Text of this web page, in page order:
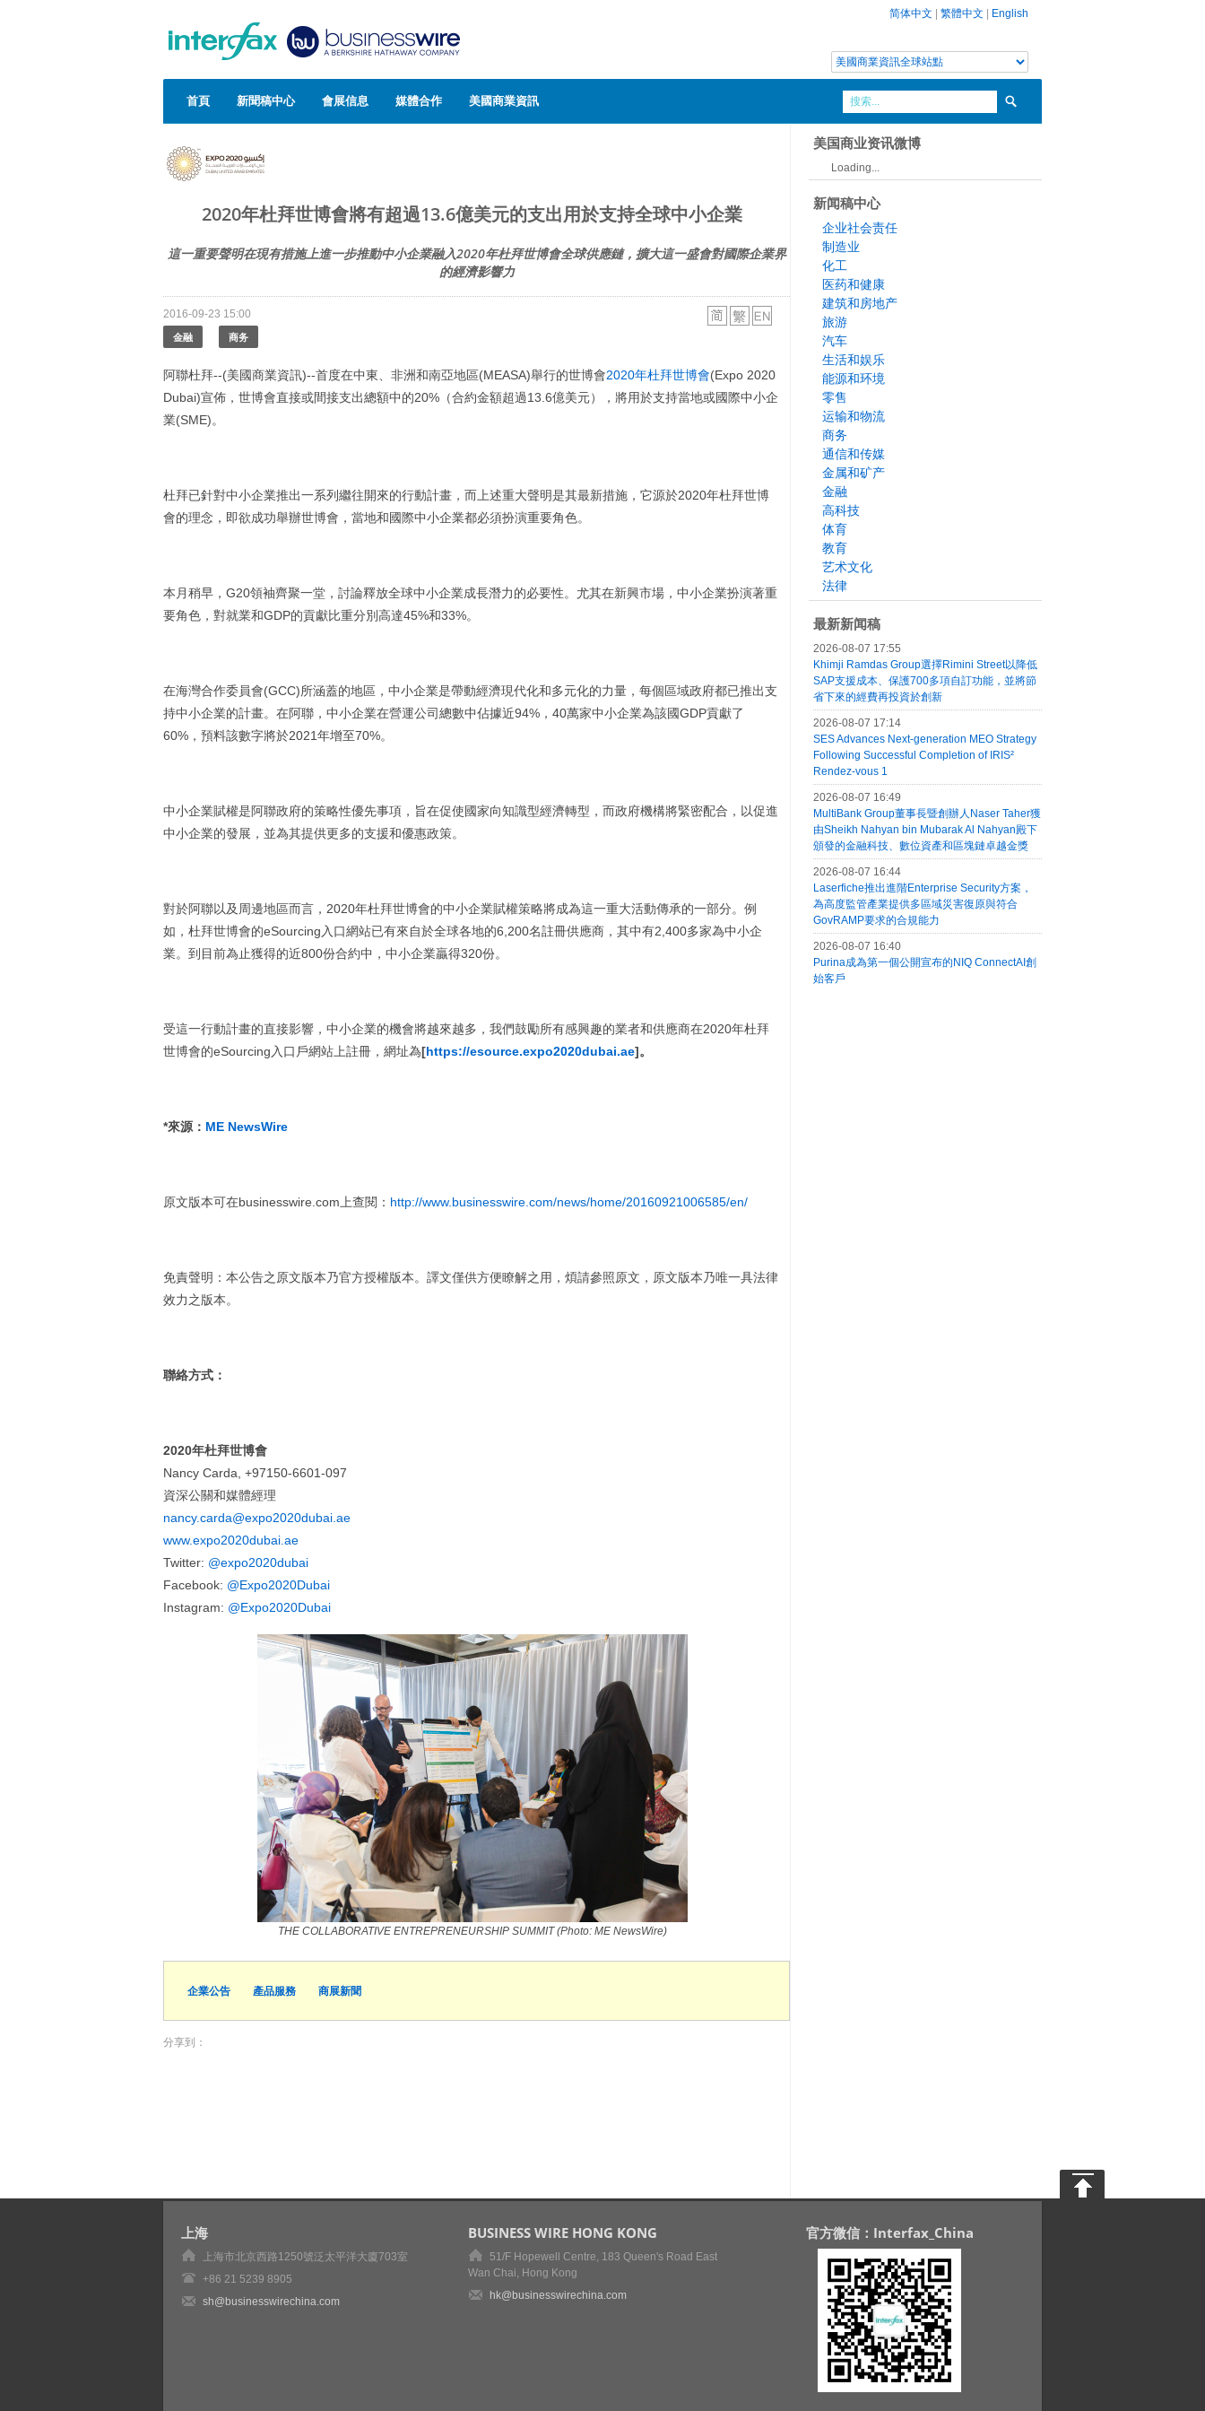
简体中文 繁體中文 English
首頁 新聞稿中心 會展信息 媒體合作 美國商業資訊
2020年杜拜世博會將有超過13.6億美元的支出用於支持全球中小企業
這一重要聲明在現有措施上進一步推動中小企業融入2020年杜拜世博會全球供應鏈，擴大這一盛會對國際企業界
的經濟影響力
2016-09-23 15:00
金融 商务
阿聯杜拜--(美國商業資訊)--首度在中東、非洲和南亞地區(MEASA)舉行的世博會2020年杜拜世博會(Expo 2020
Dubai)宣佈，世博會直接或間接支出總額中的20%（合約金額超過13.6億美元），將用於支持當地或國際中小企
業(SME)。
杜拜已針對中小企業推出一系列繼往開來的行動計畫，而上述重大聲明是其最新措施，它源於2020年杜拜世博
會的理念，即欲成功舉辦世博會，當地和國際中小企業都必須扮演重要角色。
本月稍早，G20領袖齊聚一堂，討論釋放全球中小企業成長潛力的必要性。尤其在新興市場，中小企業扮演著重
要角色，對就業和GDP的貢獻比重分別高達45%和33%。
在海灣合作委員會(GCC)所涵蓋的地區，中小企業是帶動經濟現代化和多元化的力量，每個區域政府都已推出支
持中小企業的計畫。在阿聯，中小企業在營運公司總數中佔據近94%，40萬家中小企業為該國GDP貢獻了
60%，預料該數字將於2021年增至70%。
中小企業賦權是阿聯政府的策略性優先事項，旨在促使國家向知識型經濟轉型，而政府機構將緊密配合，以促進
中小企業的發展，並為其提供更多的支援和優惠政策。
對於阿聯以及周邊地區而言，2020年杜拜世博會的中小企業賦權策略將成為這一重大活動傳承的一部分。例
如，杜拜世博會的eSourcing入口網站已有來自於全球各地的6,200名註冊供應商，其中有2,400多家為中小企
業。到目前為止獲得的近800份合約中，中小企業贏得320份。
受這一行動計畫的直接影響，中小企業的機會將越來越多，我們鼓勵所有感興趣的業者和供應商在2020年杜拜
世博會的eSourcing入口戶網站上註冊，網址為[https://esource.expo2020dubai.ae]。
*來源： ME NewsWire
原文版本可在businesswire.com上查閱： http://www.businesswire.com/news/home/20160921006585/en/
免責聲明：本公告之原文版本乃官方授權版本。譯文僅供方便瞭解之用，煩請參照原文，原文版本乃唯一具法律
效力之版本。
聯絡方式：
2020年杜拜世博會
Nancy Carda, +97150-6601-097
資深公關和媒體經理
nancy.carda@expo2020dubai.ae
www.expo2020dubai.ae
Twitter: @expo2020dubai
Facebook: @Expo2020Dubai
Instagram: @Expo2020Dubai
THE COLLABORATIVE ENTREPRENEURSHIP SUMMIT (Photo: ME NewsWire)
企業公告 產品服務 商展新聞
分享到：
美国商业资讯微博
Loading...
新闻稿中心
企业社会责任
制造业
化工
医药和健康
建筑和房地产
旅游
汽车
生活和娱乐
能源和环境
零售
运输和物流
商务
通信和传媒
金属和矿产
金融
高科技
体育
教育
艺术文化
法律
最新新闻稿
2026-08-07 17:55
Khimji Ramdas Group選擇Rimini Street以降低
SAP支援成本、保護700多項自訂功能，並將節
省下來的經費再投資於創新
2026-08-07 17:14
SES Advances Next-generation MEO Strategy
Following Successful Completion of IRIS²
Rendez-vous 1
2026-08-07 16:49
MultiBank Group董事長暨創辦人Naser Taher獲
由Sheikh Nahyan bin Mubarak Al Nahyan殿下
頒發的金融科技、數位資產和區塊鏈卓越金獎
2026-08-07 16:44
Laserfiche推出進階Enterprise Security方案，
為高度監管產業提供多區域災害復原與符合
GovRAMP要求的合規能力
2026-08-07 16:40
Purina成為第一個公開宣布的NIQ ConnectAI創
始客戶
上海
上海市北京西路1250號泛太平洋大廈703室
+86 21 5239 8905
sh@businesswirechina.com
BUSINESS WIRE HONG KONG
51/F Hopewell Centre, 183 Queen's Road East
Wan Chai, Hong Kong
hk@businesswirechina.com
官方微信：Interfax_China